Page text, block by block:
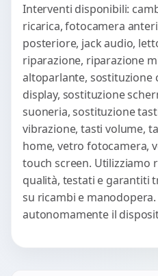
Interventi disponibili:
ricarica, fotocamera
posteriore, jack audio,
riparazione, riparazione
altoparlante, sostituzione
display, sostituzione
suoneria, sostituzione
vibrazione, tasti volume,
home, vetro fotocamera,
touch screen. Utilizziamo
qualità, testati e garantiti
su ricambi e
autonomamente il